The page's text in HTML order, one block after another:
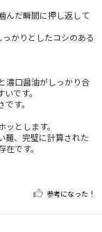
んだ瞬間に押し返して
かりとしたコシのある
濃口醤油がしっかり合
です。
す。
とします。
麺、完璧に計算された
です。
参考になった！